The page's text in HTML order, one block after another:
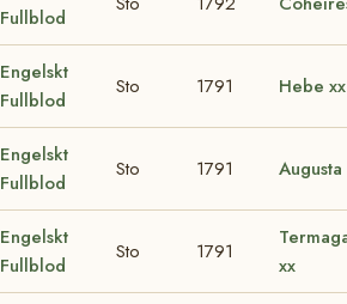
Fullblod
Engelskt
Fullblod
Sto 1791 Hebe xx
Engelskt
Fullblod
Sto 1791 Augusta
Engelskt
Fullblod
Sto 1791
xx